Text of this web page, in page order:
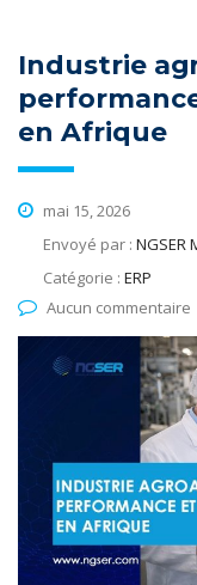
Industrie
en Afrique
mai 15, 2026
Envoyé par : NGSER
Catégorie : ERP
Aucun commentaire